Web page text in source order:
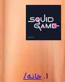
1/4
خانه/